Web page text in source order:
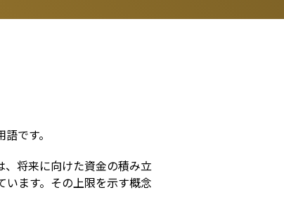
です。
将来に向けた資金の積み立
ます。その上限を示す概念